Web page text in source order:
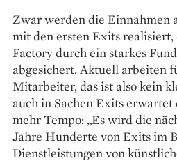
Zwar werden die Einnahmen
mit den ersten Exits realisiert,
Factory durch ein starkes
abgesichert. Aktuell arbeiten
Mitarbeiter, das ist also kein
auch in Sachen Exits
mehr Tempo: „Es wird die
Jahre Hunderte von Exits im
Dienstleistungen von